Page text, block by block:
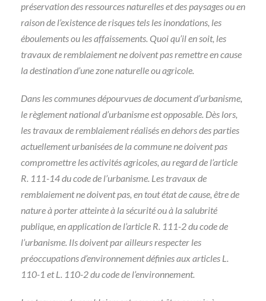
préservation des ressources naturelles et des paysages ou en
raison de l’existence de risques tels les inondations, les
éboulements ou les affaissements. Quoi qu’il en soit, les
travaux de remblaiement ne doivent pas remettre en cause
la destination d’une zone naturelle ou agricole.
Dans les communes dépourvues de document d’urbanisme,
le règlement national d’urbanisme est opposable. Dès lors,
les travaux de remblaiement réalisés en dehors des parties
actuellement urbanisées de la commune ne doivent pas
compromettre les activités agricoles, au regard de l’article
R. 111-14 du code de l’urbanisme. Les travaux de
remblaiement ne doivent pas, en tout état de cause, être de
nature à porter atteinte à la sécurité ou à la salubrité
publique, en application de l’article R. 111-2 du code de
l’urbanisme. Ils doivent par ailleurs respecter les
préoccupations d’environnement définies aux articles L.
110-1 et L. 110-2 du code de l’environnement.